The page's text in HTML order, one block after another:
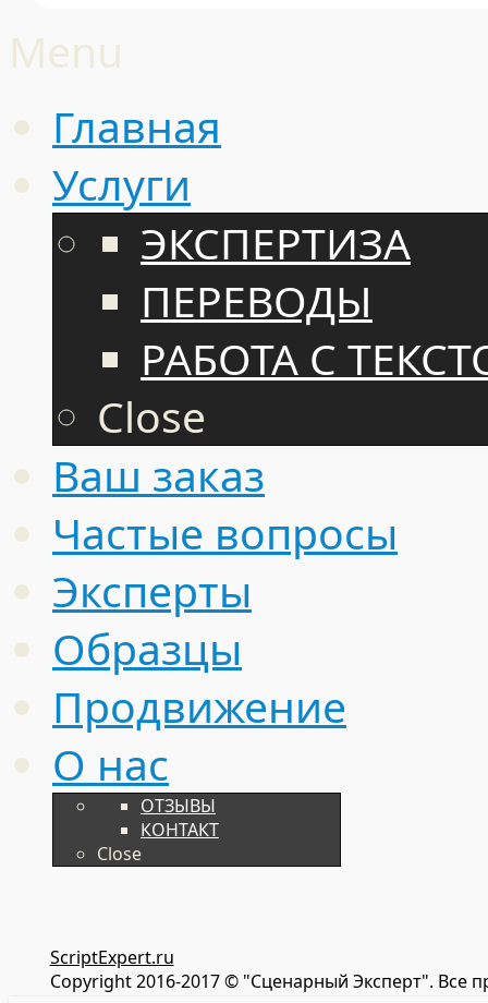
Menu
Главная
Услуги
ЭКСПЕРТИЗА
ПЕРЕВОДЫ
РАБОТА С
Close
Ваш заказ
Частые вопросы
Эксперты
Образцы
Продвижение
О нас
ОТЗЫВЫ
КОНТАКТ
Close
ScriptExpert.ru
Copyright 2016-2017 © "Сценарный Эксперт". Все